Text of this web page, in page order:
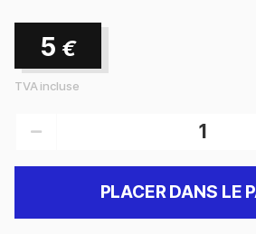
5 €
TVA incluse
PLACER DANS LE